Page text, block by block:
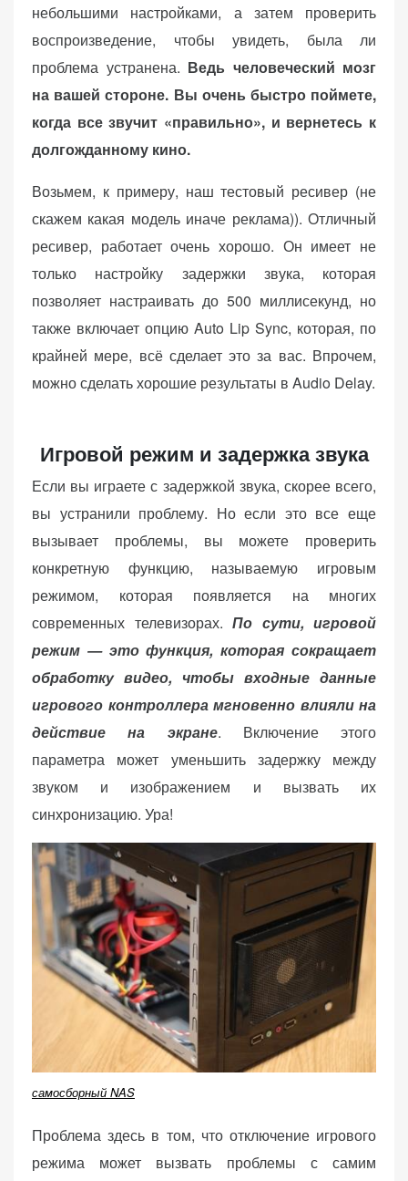
небольшими настройками, а затем проверить
воспроизведение, чтобы увидеть, была ли
проблема устранена. Ведь человеческий мозг
на вашей стороне. Вы очень быстро поймете,
когда все звучит «правильно», и вернетесь к
долгожданному кино.
Возьмем, к примеру, наш тестовый ресивер (не
скажем какая модель иначе реклама)). Отличный
ресивер, работает очень хорошо. Он имеет не
только настройку задержки звука, которая
позволяет настраивать до 500 миллисекунд, но
также включает опцию Auto Lip Sync, которая, по
крайней мере, всё сделает это за вас. Впрочем,
можно сделать хорошие результаты в Audio Delay.
Игровой режим и задержка звука
Если вы играете с задержкой звука, скорее всего,
вы устранили проблему. Но если это все еще
вызывает проблемы, вы можете проверить
конкретную функцию, называемую игровым
режимом, которая появляется на многих
современных телевизорах. По сути, игровой
режим — это функция, которая сокращает
обработку видео, чтобы входные данные
игрового контроллера мгновенно влияли на
действие на экране. Включение этого
параметра может уменьшить задержку между
звуком и изображением и вызвать их
синхронизацию. Ура!
самосборный NAS
Проблема здесь в том, что отключение игрового
режима может вызвать проблемы с самим